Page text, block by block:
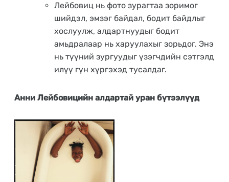
Лейбовиц нь фото зурагтаа зоримог
шийдэл, эмзэг байдал, бодит байдлыг
хослуулж, алдартнуудыг бодит
амьдралаар нь харуулахыг зорьдог. Энэ
нь түүний зургуудыг үзэгчдийн сэтгэлд
илүү гүн хүргэхэд тусалдаг.
Анни Лейбовицийн алдартай уран бүтээлүүд